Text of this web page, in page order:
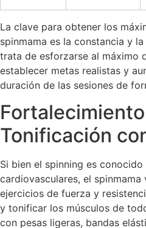
La clave para obtener los
spinmama es la constancia y
trata de esforzarse al máximo
establecer metas realistas y
duración de las sesiones de
Tonificación
Si bien el spinning es
cardiovasculares, el
ejercicios de fuerza y
y tonificar los músculos de
con pesas ligeras, bandas